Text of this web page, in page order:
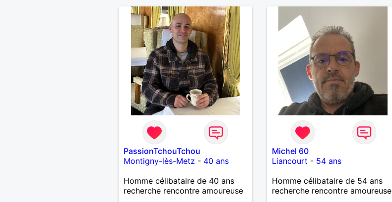
PassionTchouTchou
Montigny-lès-Metz - 40 ans
Homme célibataire de 40 ans
recherche rencontre amoureuse
Michel 60
Liancourt - 54 ans
Homme célibataire de 54 ans
recherche rencontre amoureuse